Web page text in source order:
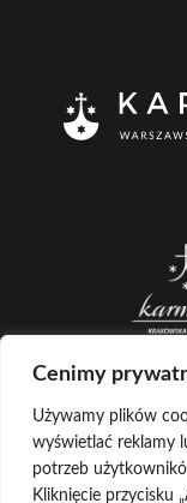
Cenimy
Używamy plików
wyświetlać reklamy
potrzeb
Kliknięcie przycisku
CREATED